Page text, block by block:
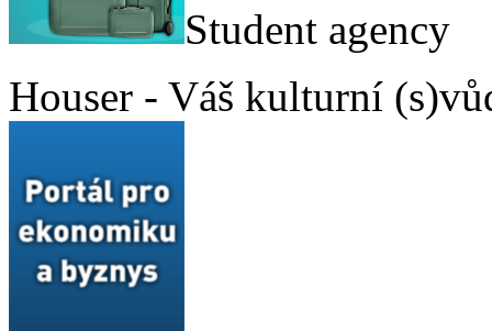
Student agency
Houser - Váš kulturní